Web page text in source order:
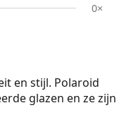
0×
en stijl. Polaroid
glazen en ze zijn